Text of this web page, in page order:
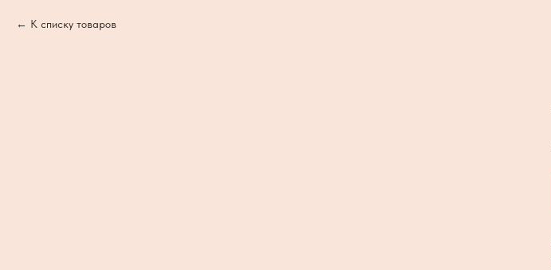
К списку товаров